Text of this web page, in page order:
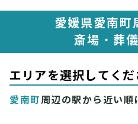
愛媛県愛南町
斎場・葬
エリアを選択してくだ
愛南町周辺の駅から近い順